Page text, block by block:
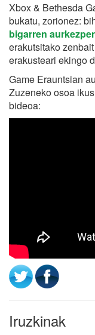
Xbox & Bethesda
bukatu, zorionez:
bigarren
erakutsitako
erakusteari ekingo
Game Erauntsian
Zuzeneko osoa
bideoa:
Iruzkinak